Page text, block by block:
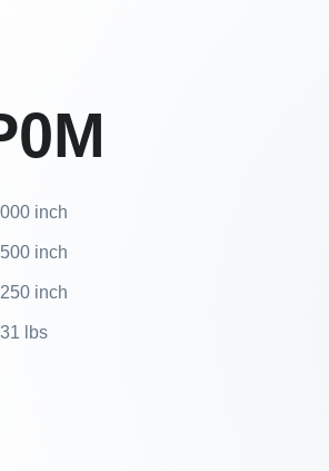
inch
inch
inch
lbs